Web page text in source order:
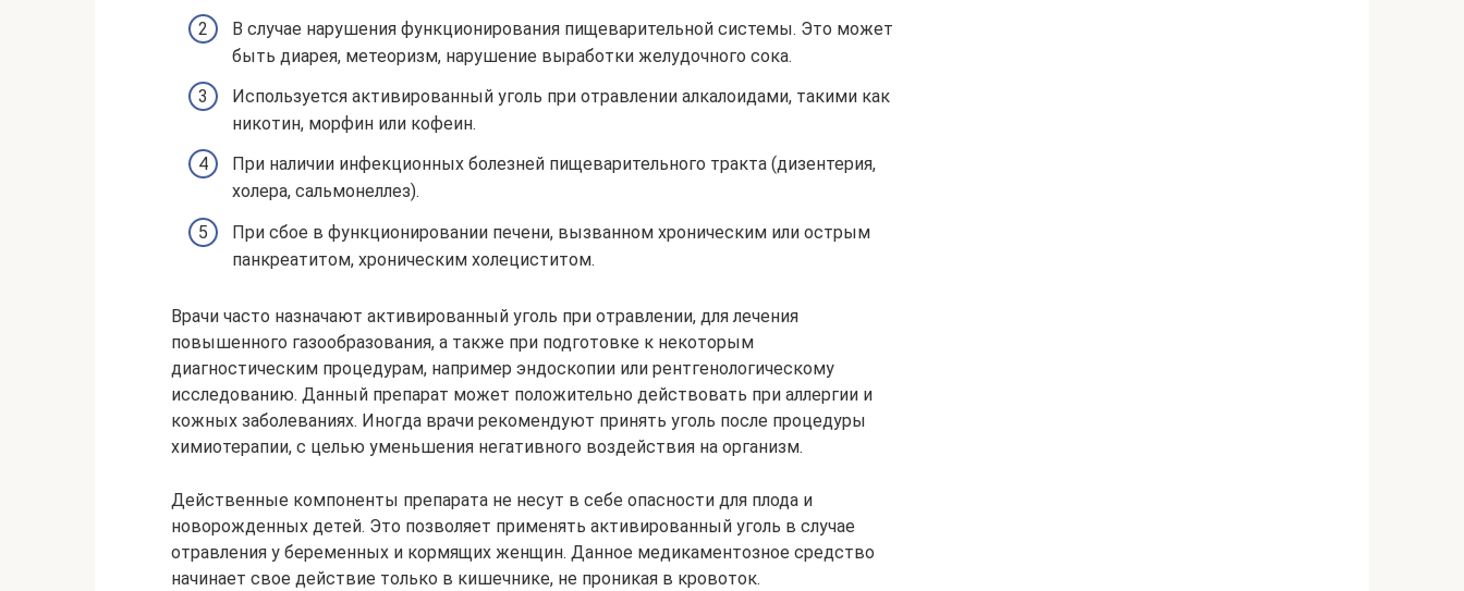
В случае нарушения функционирования пищеварительной системы. Это может
быть диарея, метеоризм, нарушение выработки желудочного сока.
Используется активированный уголь при отравлении алкалоидами, такими как
никотин, морфин или кофеин.
При наличии инфекционных болезней пищеварительного тракта (дизентерия,
холера, сальмонеллез).
При сбое в функционировании печени, вызванном хроническим или острым
панкреатитом, хроническим холециститом.
Врачи часто назначают активированный уголь при отравлении, для лечения
повышенного газообразования, а также при подготовке к некоторым
диагностическим процедурам, например эндоскопии или рентгенологическому
исследованию. Данный препарат может положительно действовать при аллергии и
кожных заболеваниях. Иногда врачи рекомендуют принять уголь после процедуры
химиотерапии, с целью уменьшения негативного воздействия на организм.
Действенные компоненты препарата не несут в себе опасности для плода и
новорожденных детей. Это позволяет применять активированный уголь в случае
отравления у беременных и кормящих женщин. Данное медикаментозное средство
начинает свое действие только в кишечнике, не проникая в кровоток.